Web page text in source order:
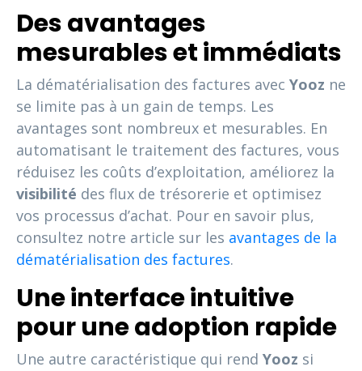
Des avantages
mesurables et immédiats
La dématérialisation des factures avec Yooz ne
se limite pas à un gain de temps. Les
avantages sont nombreux et mesurables. En
automatisant le traitement des factures, vous
réduisez les coûts d’exploitation, améliorez la
visibilité des flux de trésorerie et optimisez
vos processus d’achat. Pour en savoir plus,
consultez notre article sur les avantages de la
dématérialisation des factures.
Une interface intuitive
pour une adoption rapide
Une autre caractéristique qui rend Yooz si